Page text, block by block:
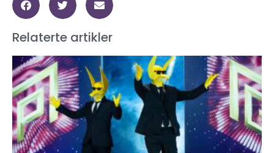
Relaterte artikler